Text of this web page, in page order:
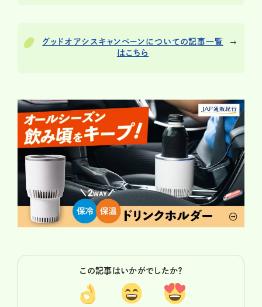
グッドオアシスキャンペーンについての記事一覧
はこちら
この記事はいかがでしたか？